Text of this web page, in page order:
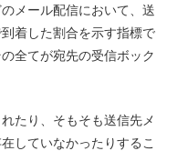
メール配信において、送
着した割合を示す指標で
全てが宛先の受信ボック
たり、そもそも送信先メ
していなかったりするこ